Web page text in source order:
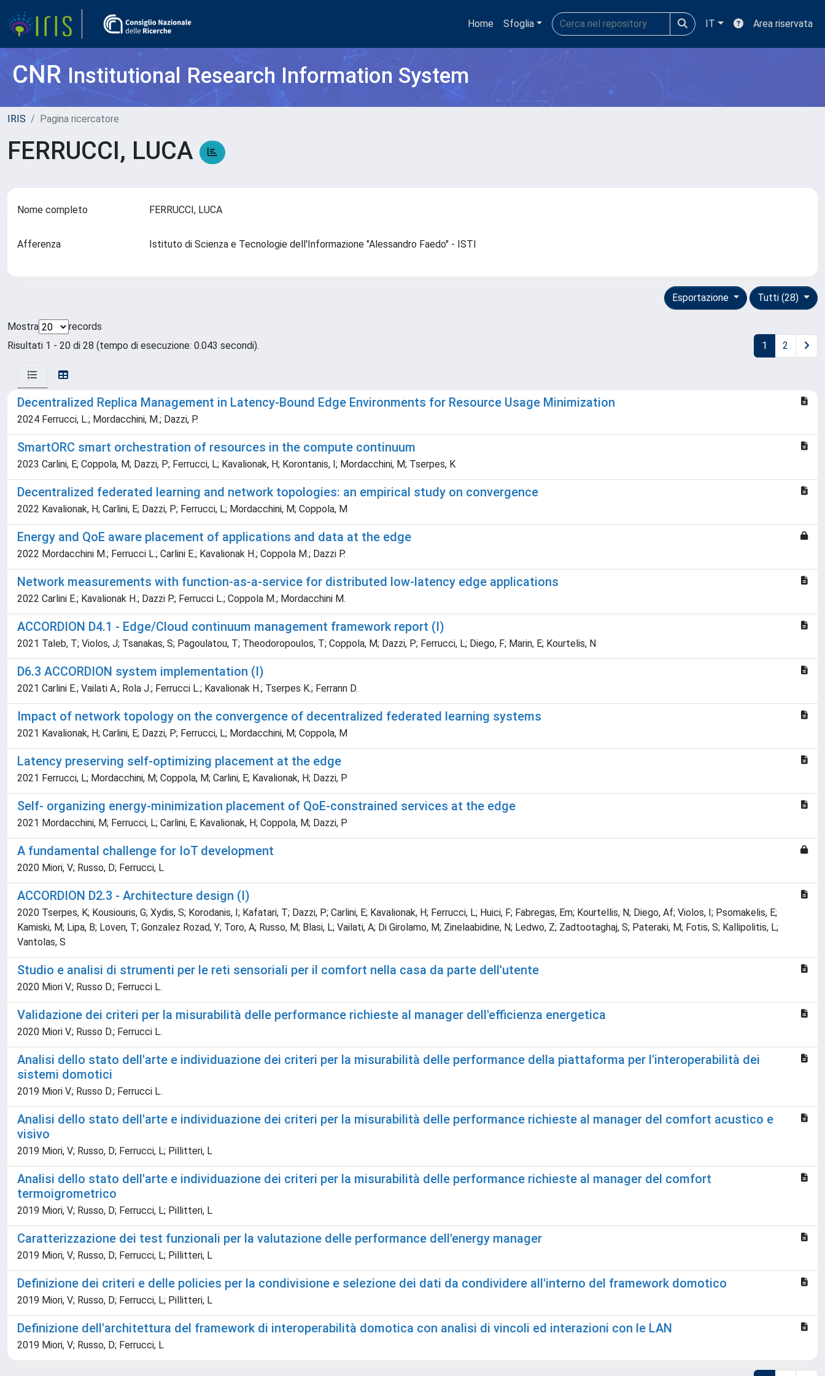
Home Sfoglia IT Area riservata
CNRInstitutional Research Information System
IRIS Pagina ricercatore
FERRUCCI, LUCA
Nome completo FERRUCCI, LUCA
Afferenza Istituto di Scienza e Tecnologie dell'Informazione "Alessandro Faedo" - ISTI
Tutti (28)
Esportazione
Mostra
records
Risultati 1 - 20 di 28 (tempo di esecuzione: 0.043 secondi).
1 2
Decentralized Replica Management in Latency-Bound Edge Environments for Resource Usage Minimization
2024 Ferrucci, L.; Mordacchini, M.; Dazzi, P.
SmartORC smart orchestration of resources in the compute continuum
2023 Carlini, E; Coppola, M; Dazzi, P; Ferrucci, L; Kavalionak, H; Korontanis, I; Mordacchini, M; Tserpes, K
Decentralized federated learning and network topologies: an empirical study on convergence
2022 Kavalionak, H; Carlini, E; Dazzi, P; Ferrucci, L; Mordacchini, M; Coppola, M
Energy and QoE aware placement of applications and data at the edge
2022 Mordacchini M.; Ferrucci L.; Carlini E.; Kavalionak H.; Coppola M.; Dazzi P.
Network measurements with function-as-a-service for distributed low-latency edge applications
2022 Carlini E.; Kavalionak H.; Dazzi P.; Ferrucci L.; Coppola M.; Mordacchini M.
ACCORDION D4.1 - Edge/Cloud continuum management framework report (I)
2021 Taleb, T; Violos, J; Tsanakas, S; Pagoulatou, T; Theodoropoulos, T; Coppola, M; Dazzi, P; Ferrucci, L; Diego, F; Marin, E; Kourtelis, N
D6.3 ACCORDION system implementation (I)
2021 Carlini E.; Vailati A.; Rola J.; Ferrucci L.; Kavalionak H.; Tserpes K.; Ferrann D.
Impact of network topology on the convergence of decentralized federated learning systems
2021 Kavalionak, H; Carlini, E; Dazzi, P; Ferrucci, L; Mordacchini, M; Coppola, M
Latency preserving self-optimizing placement at the edge
2021 Ferrucci, L; Mordacchini, M; Coppola, M; Carlini, E; Kavalionak, H; Dazzi, P
Self- organizing energy-minimization placement of QoE-constrained services at the edge
2021 Mordacchini, M; Ferrucci, L; Carlini, E; Kavalionak, H; Coppola, M; Dazzi, P
A fundamental challenge for IoT development
2020 Miori, V; Russo, D; Ferrucci, L
ACCORDION D2.3 - Architecture design (I)
2020 Tserpes, K; Kousiouris, G; Xydis, S; Korodanis, I; Kafatari, T; Dazzi, P; Carlini, E; Kavalionak, H; Ferrucci, L; Huici, F; Fabregas, Em; Kourtellis, N; Diego, Af; Violos, I; Psomakelis, E;
Kamiski, M; Lipa, B; Loven, T; Gonzalez Rozad, Y; Toro, A; Russo, M; Blasi, L; Vailati, A; Di Girolamo, M; Zinelaabidine, N; Ledwo, Z; Zadtootaghaj, S; Pateraki, M; Fotis, S; Kallipolitis, L;
Vantolas, S
Studio e analisi di strumenti per le reti sensoriali per il comfort nella casa da parte dell'utente
2020 Miori V.; Russo D.; Ferrucci L.
Validazione dei criteri per la misurabilità delle performance richieste al manager dell'efficienza energetica
2020 Miori V.; Russo D.; Ferrucci L.
Analisi dello stato dell'arte e individuazione dei criteri per la misurabilità delle performance della piattaforma per l'interoperabilità dei
sistemi domotici
2019 Miori V.; Russo D.; Ferrucci L.
Analisi dello stato dell'arte e individuazione dei criteri per la misurabilità delle performance richieste al manager del comfort acustico e
visivo
2019 Miori, V; Russo, D; Ferrucci, L; Pillitteri, L
Analisi dello stato dell'arte e individuazione dei criteri per la misurabilità delle performance richieste al manager del comfort
termoigrometrico
2019 Miori, V; Russo, D; Ferrucci, L; Pillitteri, L
Caratterizzazione dei test funzionali per la valutazione delle performance dell'energy manager
2019 Miori, V; Russo, D; Ferrucci, L; Pillitteri, L
Definizione dei criteri e delle policies per la condivisione e selezione dei dati da condividere all'interno del framework domotico
2019 Miori, V; Russo, D; Ferrucci, L; Pillitteri, L
Definizione dell'architettura del framework di interoperabilità domotica con analisi di vincoli ed interazioni con le LAN
2019 Miori, V; Russo, D; Ferrucci, L